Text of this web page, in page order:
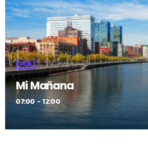
POP
Mi Mañana
07:00 - 12:00